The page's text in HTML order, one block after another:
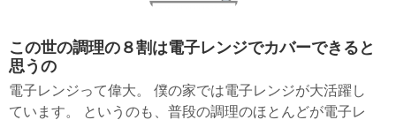
この世の調理の８割は電子レンジでカバーできると
思うの
電子レンジって偉大。 僕の家では電子レンジが大活躍し
ています。 というのも、普段の調理のほとんどが電子レ